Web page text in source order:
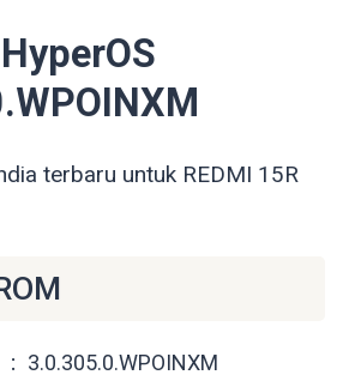
terbaru untuk REDMI 15R
3.0.305.0.WPOINXM